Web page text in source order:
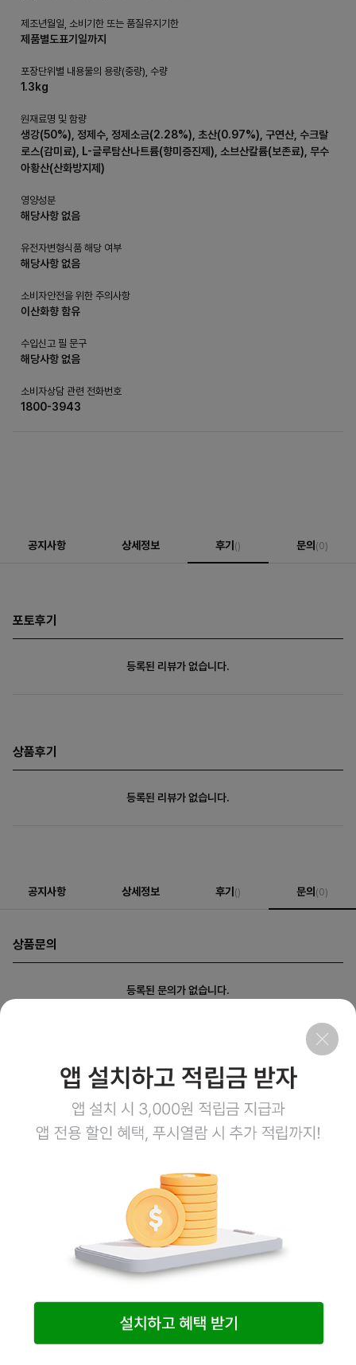
제조년월일, 소비기한 또는 품질유지기한
제품별도표기일까지
포장단위별 내용물의 용량(중량), 수량
1.3kg
원재료명 및 함량
생강(50%), 정제수, 정제소금(2.28%), 초산(0.97%), 구연산, 수크랄
로스(감미료), L-글루탐산나트륨(향미증진제), 소브산칼륨(보존료), 무수
아황산(산화방지제)
영양성분
해당사항 없음
유전자변형식품 해당 여부
해당사항 없음
소비자안전을 위한 주의사항
이산화향 함유
수입신고 필 문구
해당사항 없음
소비자상담 관련 전화번호
1800-3943
공지사항 상세정보 후기() 문의(0)
포토후기
등록된 리뷰가 없습니다.
상품후기
등록된 리뷰가 없습니다.
공지사항 상세정보 후기() 문의(0)
상품문의
등록된 문의가 없습니다.
주식회사 엠오유통 사업자정보
평일 08:00~17:00
토요일 08:00~12:00